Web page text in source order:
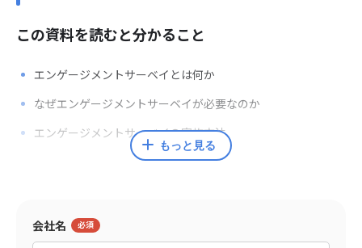
この資料を読むと分かること
エンゲージメントサーベイとは何か
なぜエンゲージメントサーベイが必要なのか
エンゲージメントサーベイの実施方法
田村 亮
もっと見る
会社名